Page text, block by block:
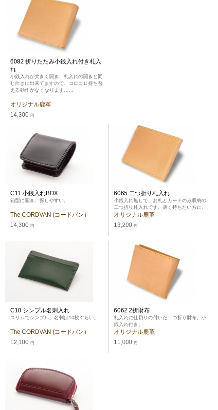
6082 折りたたみ小銭入れ付き札入
れ
小銭入れが大きく開き、札入れの開きと同
じ向きに出来てますので、コロコロ持ち替
える動作がなくなります……
オリジナル鹿革
14,300 円
C11 小銭入れBOX
箱型に開き、探しやすい。
The CORDVAN (コードバン）
14,300 円
6065 二つ折り札入れ
小銭入れ無しで、お札とカードのみ収納の
二つ折り札入れです。薄く持ちたい方に。
オリジナル鹿革
13,200 円
C10 シンプル名刺入れ
スリムでシンプル。名刺は10枚ぐらい。
The CORDVAN (コードバン）
12,100 円
6062 2折財布
札入れに仕切りの付いた二つ折り財布。小
銭入れ付き。
オリジナル鹿革
11,000 円